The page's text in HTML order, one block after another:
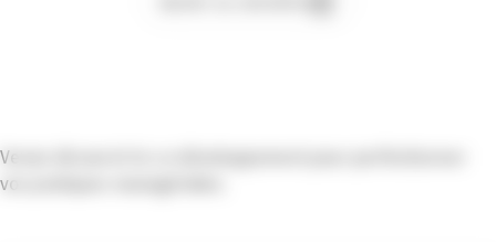
Venez décourvir le co-développement pour perfectionner
vos pratiques managériales.